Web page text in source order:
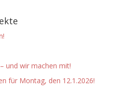
und wir machen mit!
für Montag, den 12.1.2026!